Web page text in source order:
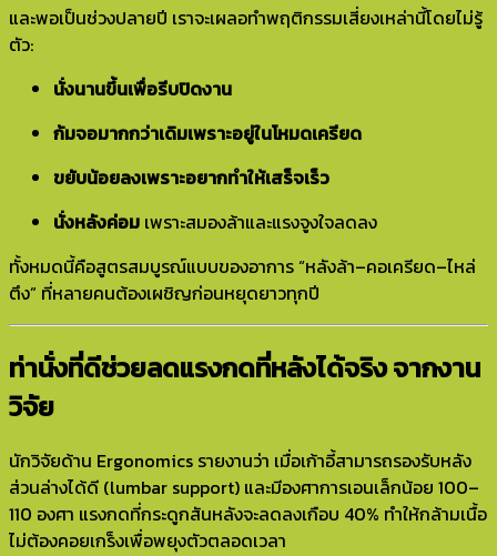
และพอเป็นช่วงปลายปี เราจะเผลอทำพฤติกรรมเสี่ยงเหล่านี้โดยไม่รู้
ตัว:
นั่งนานขึ้นเพื่อรีบปิดงาน
ก้มจอมากกว่าเดิมเพราะอยู่ในโหมดเครียด
ขยับน้อยลงเพราะอยากทำให้เสร็จเร็ว
นั่งหลังค่อม เพราะสมองล้าและแรงจูงใจลดลง
ทั้งหมดนี้คือสูตรสมบูรณ์แบบของอาการ “หลังล้า–คอเครียด–ไหล่
ตึง” ที่หลายคนต้องเผชิญก่อนหยุดยาวทุกปี
ท่านั่งที่ดีช่วยลดแรงกดที่หลังได้จริง จากงาน
วิจัย
นักวิจัยด้าน Ergonomics รายงานว่า เมื่อเก้าอี้สามารถรองรับหลัง
ส่วนล่างได้ดี (lumbar support) และมีองศาการเอนเล็กน้อย 100–
110 องศา แรงกดที่กระดูกสันหลังจะลดลงเกือบ 40% ทำให้กล้ามเนื้อ
ไม่ต้องคอยเกร็งเพื่อพยุงตัวตลอดเวลา